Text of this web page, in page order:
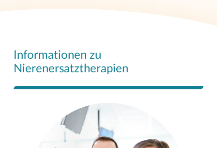
Informationen zu
Nierenersatztherapien